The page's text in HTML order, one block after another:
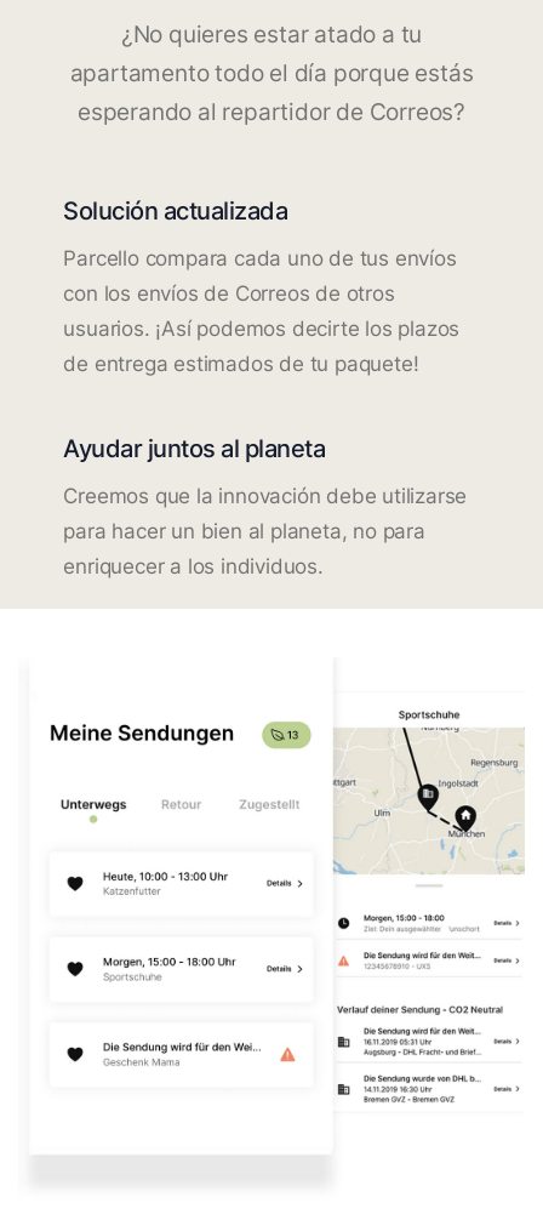
¿No quieres estar atado a tu
apartamento todo el día porque estás
esperando al repartidor de Correos?
Solución actualizada
Parcello compara cada uno de tus envíos
con los envíos de Correos de otros
usuarios. ¡Así podemos decirte los plazos
de entrega estimados de tu paquete!
Ayudar juntos al planeta
Creemos que la innovación debe utilizarse
para hacer un bien al planeta, no para
enriquecer a los individuos.